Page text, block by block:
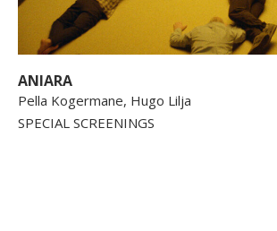
ANIARA
Pella Kogermane, Hugo Lilja
SPECIAL SCREENINGS